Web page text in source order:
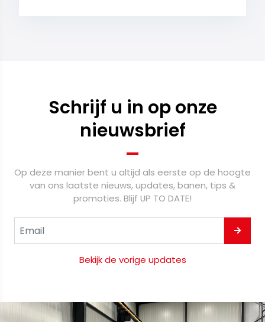
Schrijf u in op onze
nieuwsbrief
Op deze manier bent u altijd als eerste op de hoogte
van ons laatste nieuws, updates, banen, tips &
promoties. Blijf UP TO DATE!
Bekijk de vorige updates